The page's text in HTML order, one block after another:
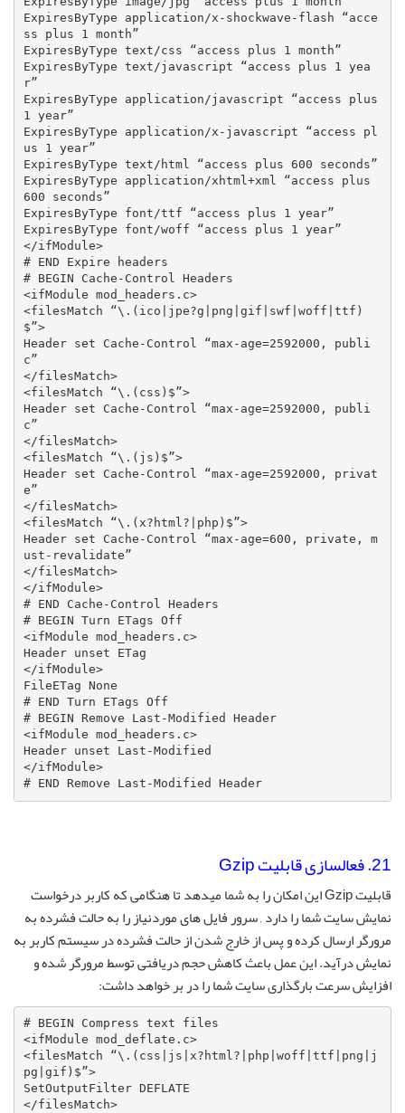
ExpiresByType application/x-shockwave-flash “acce
ss plus 1 month”
ExpiresByType text/css “access plus 1 month”
ExpiresByType text/javascript “access plus 1 yea
r”
ExpiresByType application/javascript “access plus
1 year”
ExpiresByType application/x-javascript “access pl
us 1 year”
ExpiresByType text/html “access plus 600 seconds”
ExpiresByType application/xhtml+xml “access plus
600 seconds”
ExpiresByType font/ttf “access plus 1 year”
ExpiresByType font/woff “access plus 1 year”
</ifModule>
# END Expire headers
# BEGIN Cache-Control Headers
<ifModule mod_headers.c>
<filesMatch “\.(ico|jpe?g|png|gif|swf|woff|ttf)
$”>
Header set Cache-Control “max-age=2592000, publi
c”
</filesMatch>
<filesMatch “\.(css)$”>
Header set Cache-Control “max-age=2592000, publi
c”
</filesMatch>
<filesMatch “\.(js)$”>
Header set Cache-Control “max-age=2592000, privat
e”
</filesMatch>
<filesMatch “\.(x?html?|php)$”>
Header set Cache-Control “max-age=600, private, m
ust-revalidate”
</filesMatch>
</ifModule>
# END Cache-Control Headers
# BEGIN Turn ETags Off
<ifModule mod_headers.c>
Header unset ETag
</ifModule>
FileETag None
# END Turn ETags Off
# BEGIN Remove Last-Modified Header
<ifModule mod_headers.c>
Header unset Last-Modified
</ifModule>
# END Remove Last-Modified Header
21. فعالسازی قابلیت Gzip
قابلیت Gzip این امکان را به شما میدهد تا هنگامی که کاربر درخواست
نمایش سایت شما را دارد , سرور فایل های موردنیاز را به حالت فشرده به
مرورگر ارسال کرده و پس از خارج شدن از حالت فشرده در سیستم کاربر به
نمایش درآید. این عمل باعث کاهش حجم دریافتی توسط مرورگر شده و
افزایش سرعت بارگذاری سایت شما را در بر خواهد داشت:
# BEGIN Compress text files
<ifModule mod_deflate.c>
<filesMatch “\.(css|js|x?html?|php|woff|ttf|png|j
pg|gif)$”>
SetOutputFilter DEFLATE
</filesMatch>